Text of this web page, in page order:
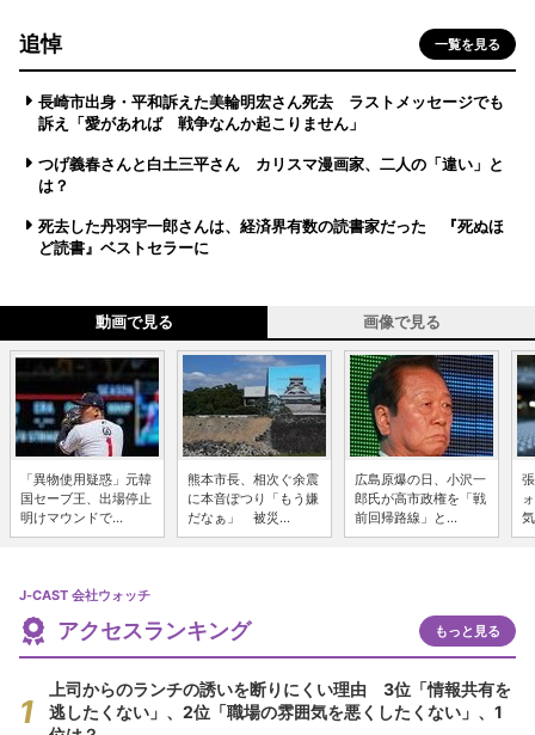
追悼 一覧を見る
長崎市出身・平和訴えた美輪明宏さん死去 ラストメッセージでも
訴え「愛があれば 戦争なんか起こりません」
つげ義春さんと白土三平さん カリスマ漫画家、二人の「違い」と
は？
死去した丹羽宇一郎さんは、経済界有数の読書家だった 『死ぬほ
ど読書』ベストセラーに
動画で見る 画像で見る
「異物使用疑惑」元韓
国セーブ王、出場停止
明けマウンドで...
熊本市長、相次ぐ余震
に本音ぽつり「もう嫌
だなぁ」 被災...
広島原爆の日、小沢一
郎氏が高市政権を「戦
前回帰路線」と...
J-CAST 会社ウォッチ
アクセスランキング もっと見る
上司からのランチの誘いを断りにくい理由 3位「情報共有を
逃したくない」、2位「職場の雰囲気を悪くしたくない」、1